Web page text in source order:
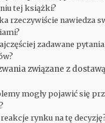
tej książki?
rzeczywiście nawiedza
zadawane
związane z
mogły pojawić się
reakcje rynku na tę